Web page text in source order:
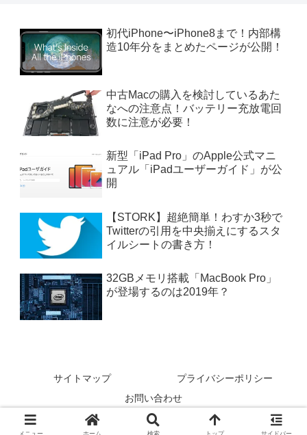
初代iPhone〜iPhone8まで！内部構
造10年分をまとめたページが公開！
中古Macの購入を検討しているあた
なへの注意点！バッテリー充放電回
数に注意が必要！
新型「iPad Pro」のApple公式マニ
ュアル「iPadユーザーガイド」が公
開
【STORK】超絶簡単！わすか3秒で
Twitterの引用を中央揃えにするスタ
イルシートの書き方！
32GBメモリ搭載「MacBook Pro」
が登場するのは2019年？
サイトマップ
プライバシーポリシー
お問い合わせ
© 2016-2026 私設Apple委員会.
メニュー ホーム 検索 トップ サイドバー